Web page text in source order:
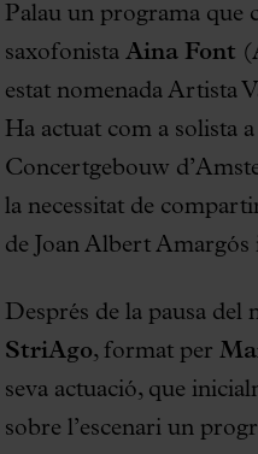
Palau un programa que
saxofonista Aina Font
estat nomenada Artista
Ha actuat com a solista
Concertgebouw
la necessitat de
de Joan Albert Amargós
Després de la pausa del
StriAgo, format per
seva actuació, que
sobre l’escenari un